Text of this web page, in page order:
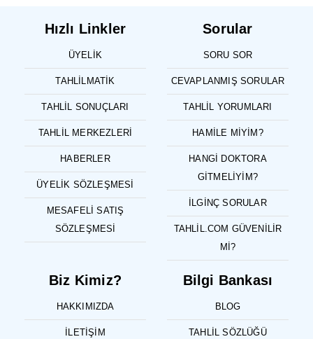
Hızlı Linkler
ÜYELIK
TAHLILMATIK
TAHLIL SONUÇLARI
TAHLIL MERKEZLERI
HABERLER
ÜYELIK SÖZLEŞMESI
MESAFELI SATIŞ
SÖZLEŞMESI
Sorular
SORU SOR
CEVAPLANMIŞ SORULAR
TAHLIL YORUMLARI
HAMILE MIYIM?
HANGI DOKTORA
GITMELIYIM?
İLGINÇ SORULAR
TAHLIL.COM GÜVENILIR
MI?
Biz Kimiz?
HAKKIMIZDA
İLETIŞIM
Bilgi Bankası
BLOG
TAHLIL SÖZLÜĞÜ